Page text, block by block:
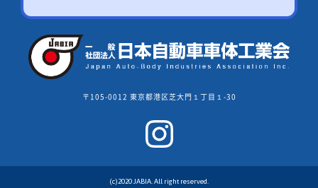
〒105-0012 東京都港区芝大門１丁目１-30
(c)2020 JABIA. All right reserved.